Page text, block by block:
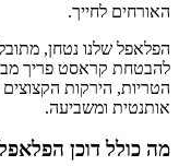
לחייך.
שלנו נטחן, מתובל
קראסט פריך
הירקות הקצוצים
ומשביעה.
כולל דוכן הפלאפל